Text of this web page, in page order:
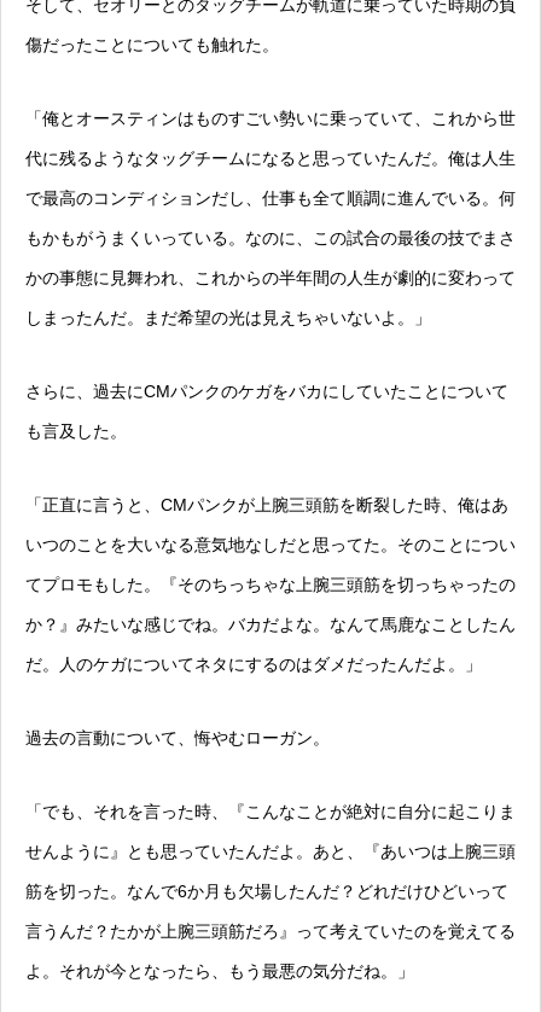
そして、セオリーとのタッグチームが軌道に乗っていた時期の負
傷だったことについても触れた。
「俺とオースティンはものすごい勢いに乗っていて、これから世
代に残るようなタッグチームになると思っていたんだ。俺は人生
で最高のコンディションだし、仕事も全て順調に進んでいる。何
もかもがうまくいっている。なのに、この試合の最後の技でまさ
かの事態に見舞われ、これからの半年間の人生が劇的に変わって
しまったんだ。まだ希望の光は見えちゃいないよ。」
さらに、過去にCMパンクのケガをバカにしていたことについて
も言及した。
「正直に言うと、CMパンクが上腕三頭筋を断裂した時、俺はあ
いつのことを大いなる意気地なしだと思ってた。そのことについ
てプロモもした。『そのちっちゃな上腕三頭筋を切っちゃったの
か？』みたいな感じでね。バカだよな。なんて馬鹿なことしたん
だ。人のケガについてネタにするのはダメだったんだよ。」
過去の言動について、悔やむローガン。
「でも、それを言った時、『こんなことが絶対に自分に起こりま
せんように』とも思っていたんだよ。あと、『あいつは上腕三頭
筋を切った。なんで6か月も欠場したんだ？どれだけひどいって
言うんだ？たかが上腕三頭筋だろ』って考えていたのを覚えてる
よ。それが今となったら、もう最悪の気分だね。」